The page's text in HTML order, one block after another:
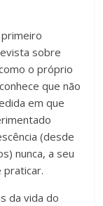
sobre
o próprio
que não
em que
(desde
nunca, a seu
praticar.
da vida do